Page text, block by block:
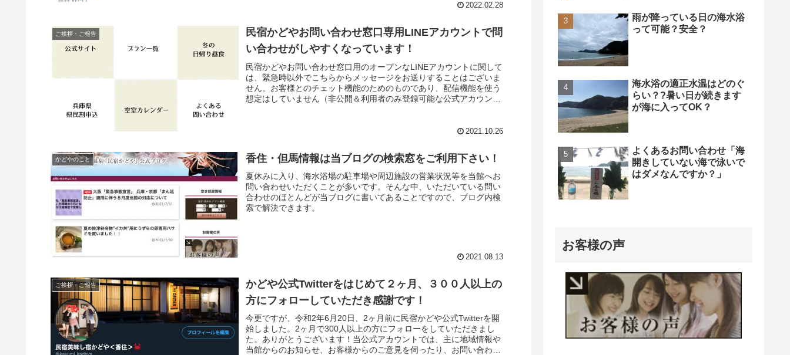
2022.02.28
ご挨拶・ご報告
民宿かどやお問い合わせ窓口専用LINEアカウントで問
い合わせがしやすくなっています！
民宿かどやお問い合わせ窓口用のオープンなLINEアカウントに関して
は、緊急時以外でこちらからメッセージをお送りすることはございま
せん。お客様とのチェット機能のためのものであり、配信機能を使う
想定はしていません（非公開＆利用者のみ登録可能な公式アカウント
2021.10.26
かどやのこと 香住・但馬情報は当ブログの検索窓をご利用下さい！
夏休みに入り、海水浴場の駐車場や周辺施設の営業状況等を当館へお
問い合わせいただくことが多いです。そんな中、いただいている問い
合わせのほとんどが当ブログに書いてあることですので、ブログ内検
索で解決できます。
2021.08.13
ご挨拶・ご報告
かどや公式Twitterをはじめて２ヶ月、３００人以上の
方にフォローしていただき感謝です！
今更ですが、令和2年6月20日、2ヶ月前に民宿かどや公式Twitterを開
始しました。2ヶ月で300人以上の方にフォローをしていただきまし
た。ありがとうございます！当公式アカウントでは、主に地域情報や
当館からのお知らせ、お客様からのご意見を伺ったり、お問い合わせ
雨が降っている日の海水浴
って可能？安全？
海水浴の適正水温はどのぐ
らい？?暑い日が続きます
が海に入ってOK？
よくあるお問い合わせ「海
開きしていない海で泳いで
はダメなんですか？」
お客様の声